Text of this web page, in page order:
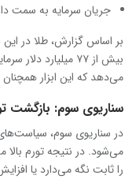
جریان سرمایه به سمت
می‌دهد که این ابزار
سناریوی سوم: بازگشت تورم (افت ۵
در سناریوی سوم،
می‌شود. در نتیجه تورم
را ثابت نگه می‌دارد یا